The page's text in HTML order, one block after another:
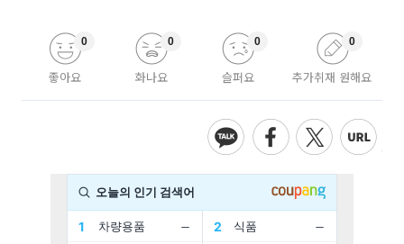
좋아요
0
화나요
0
슬퍼요
0
추가취재 원해요
0